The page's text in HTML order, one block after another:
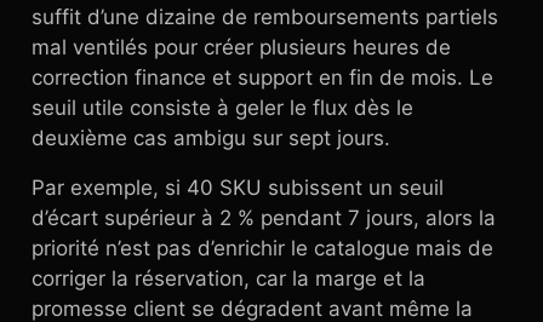
suffit d’une dizaine de remboursements partiels
mal ventilés pour créer plusieurs heures de
correction finance et support en fin de mois. Le
seuil utile consiste à geler le flux dès le
deuxième cas ambigu sur sept jours.
Par exemple, si 40 SKU subissent un seuil
d’écart supérieur à 2 % pendant 7 jours, alors la
priorité n’est pas d’enrichir le catalogue mais de
corriger la réservation, car la marge et la
promesse client se dégradent avant même la